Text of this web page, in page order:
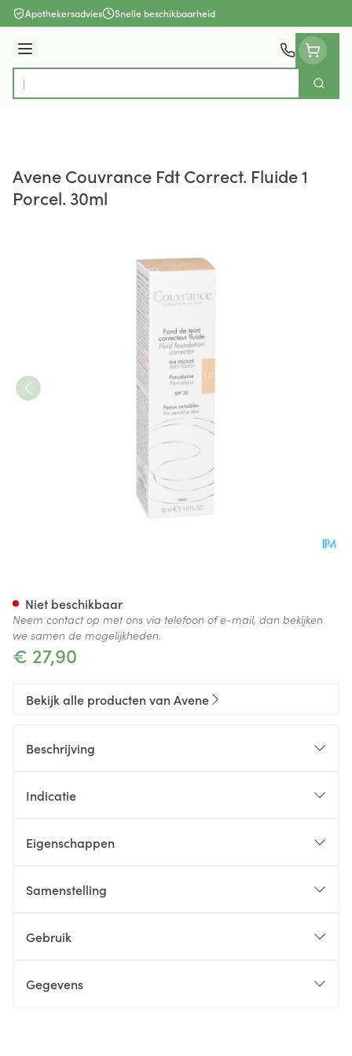
Ga naar de inhoud
Apothekersadvies Snelle beschikbaarheid
Menu
Product, merk, categorie...
Zoek
Avene Couvrance Fdt Correct. Fluide 1
Porcel. 30ml
€ 27,90
Niet beschikbaar
Neem contact op met ons via telefoon of e-mail, dan bekijken
we samen de mogelijkheden.
Bekijk alle producten van Avene
Beschrijving
Indicatie
Eigenschappen
Samenstelling
Gebruik
Gegevens